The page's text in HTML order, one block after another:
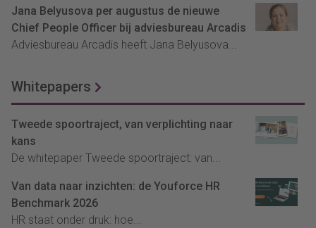
Jana Belyusova per augustus de nieuwe
Chief People Officer bij adviesbureau Arcadis
Adviesbureau Arcadis heeft Jana Belyusova...
Whitepapers
Tweede spoortraject, van verplichting naar
kans
De whitepaper Tweede spoortraject: van...
Van data naar inzichten: de Youforce HR
Benchmark 2026
HR staat onder druk: hoe...